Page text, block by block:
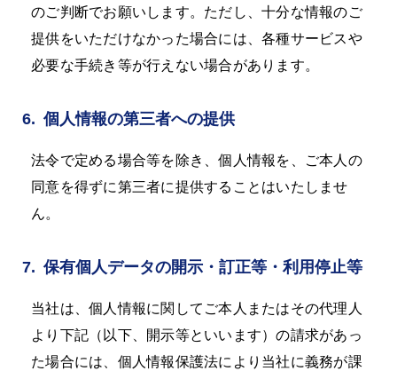
のご判断でお願いします。ただし、十分な情報のご
提供をいただけなかった場合には、各種サービスや
必要な手続き等が行えない場合があります。
6. 個人情報の第三者への提供
法令で定める場合等を除き、個人情報を、ご本人の
同意を得ずに第三者に提供することはいたしませ
ん。
7. 保有個人データの開示・訂正等・利用停止等
当社は、個人情報に関してご本人またはその代理人
より下記（以下、開示等といいます）の請求があっ
た場合には、個人情報保護法により当社に義務が課